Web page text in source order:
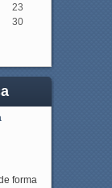
23
30
forma